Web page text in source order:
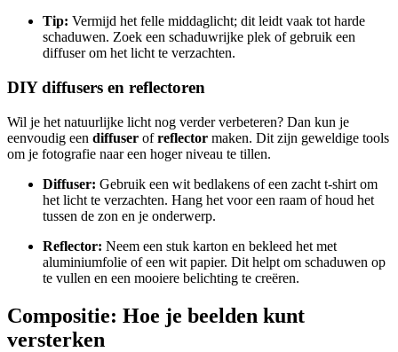
Tip: Vermijd het felle middaglicht; dit leidt vaak tot harde
schaduwen. Zoek een schaduwrijke plek of gebruik een
diffuser om het licht te verzachten.
DIY diffusers en reflectoren
Wil je het natuurlijke licht nog verder verbeteren? Dan kun je
eenvoudig een diffuser ofreflector maken. Dit zijn geweldige tools
om je fotografie naar een hoger niveau te tillen.
Diffuser: Gebruik een wit bedlakens of een zacht t-shirt om
het licht te verzachten. Hang het voor een raam of houd het
tussen de zon en je onderwerp.
Reflector: Neem een stuk karton en bekleed het met
aluminiumfolie of een wit papier. Dit helpt om schaduwen op
te vullen en een mooiere belichting te creëren.
Compositie: Hoe je beelden kunt
versterken